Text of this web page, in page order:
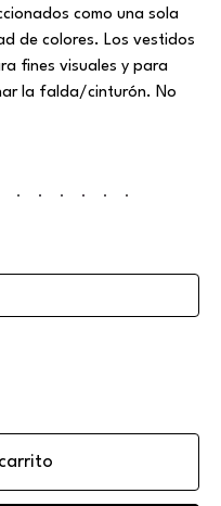
como una sola
de colores. Los vestidos
fines visuales y para
la falda/cinturón. No